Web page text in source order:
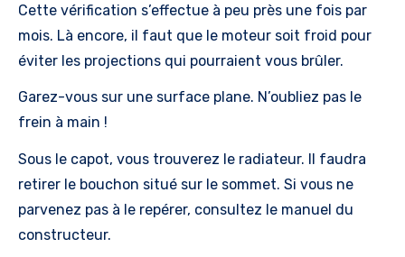
Cette vérification s’effectue à peu près une fois par
mois. Là encore, il faut que le moteur soit froid pour
éviter les projections qui pourraient vous brûler.
Garez-vous sur une surface plane. N’oubliez pas le
frein à main !
Sous le capot, vous trouverez le radiateur. Il faudra
retirer le bouchon situé sur le sommet. Si vous ne
parvenez pas à le repérer, consultez le manuel du
constructeur.